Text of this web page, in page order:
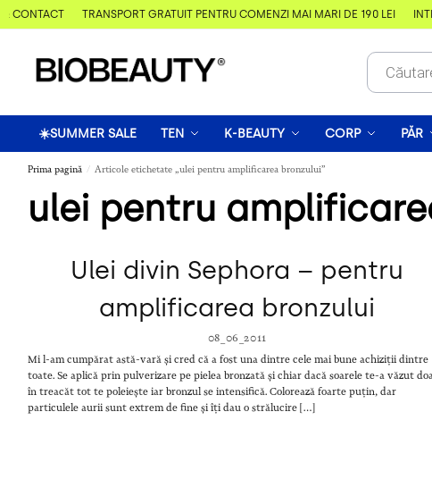
CONTACT TRANSPORT GRATUIT PENTRU COMENZI MAI MARI DE 190 LEI
☀️SUMMER SALE TEN K-BEAUTY CORP PĂR
Prima pagină / Articole etichetate „ulei pentru amplificarea bronzului”
ulei pentru
Ulei divin Sephora – pentru
amplificarea bronzului
08_06_2011
Mi l-am cumpărat astă-vară și cred că a fost una dintre cele mai bune achiziții dintre
toate. Se aplică prin pulverizare pe pielea bronzată și chiar dacă soarele te-a văzut
în treacăt tot te poleiește iar bronzul se intensifică. Colorează foarte puțin, dar
particulele aurii sunt extrem de fine și îți dau o strălucire […]